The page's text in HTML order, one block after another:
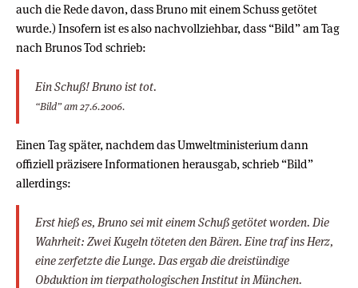
auch die Rede davon, dass Bruno mit einem Schuss getötet
wurde.) Insofern ist es also nachvollziehbar, dass “Bild” am Tag
nach Brunos Tod schrieb:
Ein Schuß! Bruno ist tot.
“Bild” am 27.6.2006.
Einen Tag später, nachdem das Umweltministerium dann
offiziell präzisere Informationen herausgab, schrieb “Bild”
allerdings:
Erst hieß es, Bruno sei mit einem Schuß getötet worden. Die
Wahrheit: Zwei Kugeln töteten den Bären. Eine traf ins Herz,
eine zerfetzte die Lunge. Das ergab die dreistündige
Obduktion im tierpathologischen Institut in München.